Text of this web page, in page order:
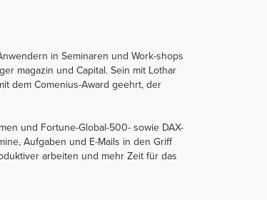
in Seminaren und Work-shops
magazin und Capital. Sein mit Lothar
dem Comenius-Award geehrt, der
und Fortune-Global-500- sowie DAX-
Aufgaben und E-Mails in den Griff
arbeiten und mehr Zeit für das